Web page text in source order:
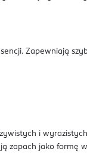
Zapewniają
i
jako formę